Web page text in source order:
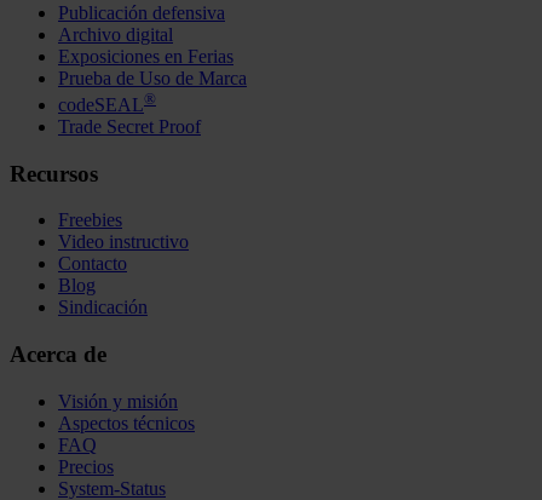
Publicación defensiva
Archivo digital
Exposiciones en Ferias
Prueba de Uso de Marca
codeSEAL®
Trade Secret Proof
Recursos
Freebies
Video instructivo
Contacto
Blog
Sindicación
Acerca de
Visión y misión
Aspectos técnicos
FAQ
Precios
System-Status